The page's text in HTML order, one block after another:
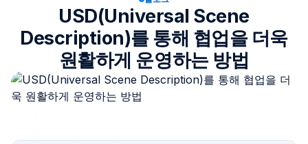
USD(Universal Scene
Description)를 통해 협업을 더욱
원활하게 운영하는 방법